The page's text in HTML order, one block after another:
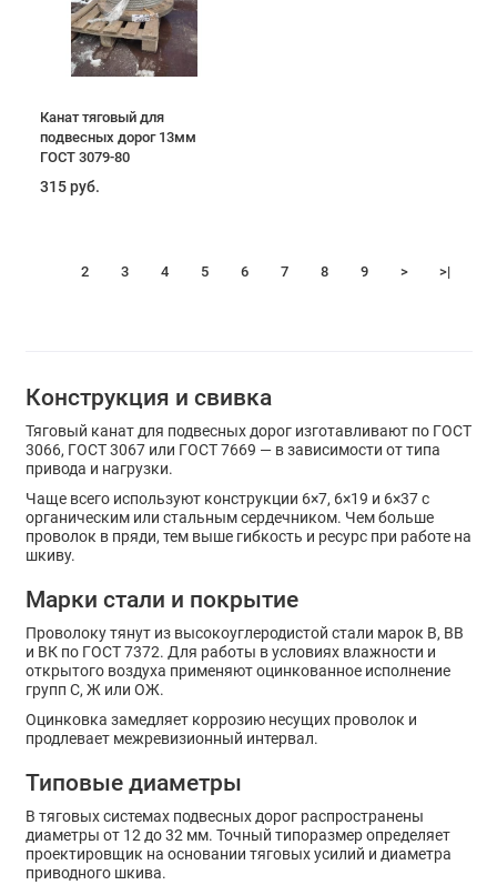
Канат тяговый для
подвесных дорог 13мм
ГОСТ 3079-80
315 руб.
2 3 4 5 6 7 8 9 > >|
Конструкция и свивка
Тяговый канат для подвесных дорог изготавливают по ГОСТ
3066, ГОСТ 3067 или ГОСТ 7669 — в зависимости от типа
привода и нагрузки.
Чаще всего используют конструкции 6×7, 6×19 и 6×37 с
органическим или стальным сердечником. Чем больше
проволок в пряди, тем выше гибкость и ресурс при работе на
шкиву.
Марки стали и покрытие
Проволоку тянут из высокоуглеродистой стали марок В, ВВ
и ВК по ГОСТ 7372. Для работы в условиях влажности и
открытого воздуха применяют оцинкованное исполнение
групп С, Ж или ОЖ.
Оцинковка замедляет коррозию несущих проволок и
продлевает межревизионный интервал.
Типовые диаметры
В тяговых системах подвесных дорог распространены
диаметры от 12 до 32 мм. Точный типоразмер определяет
проектировщик на основании тяговых усилий и диаметра
приводного шкива.